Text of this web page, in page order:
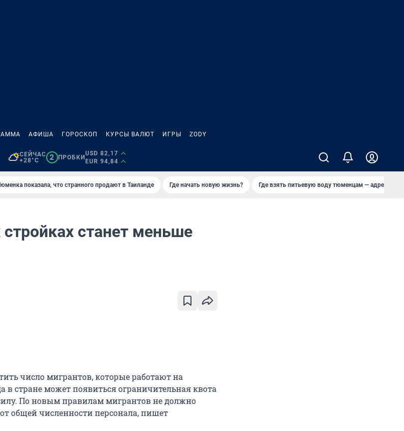
АФИША ГОРОСКОП КУРСЫ ВАЛЮТ ИГРЫ ZODY
СЕЙЧАС
+28°C
2 ПРОБКИ
USD 82,17
EUR 94,84
показала, что странного продают в Таиланде Где начать новую жизнь? Где взять питьевую воду тюменцам — адреса
станет меньше
число мигрантов, которые работают на
в стране может появиться ограничительная квота
По новым правилам мигрантов не должно
общей численности персонала, пишет